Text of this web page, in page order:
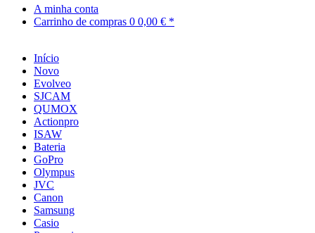
A minha conta
Carrinho de compras 0 0,00 € *
Início
Novo
Evolveo
SJCAM
QUMOX
Actionpro
ISAW
Bateria
GoPro
Olympus
JVC
Canon
Samsung
Casio